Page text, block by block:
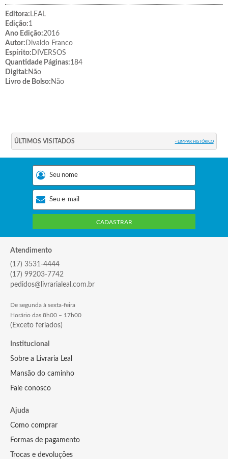
Editora: LEAL
Edição:1
Ano Edição:2016
Autor: Divaldo Franco
Espírito: DIVERSOS
Quantidade Páginas:184
Digital: Não
Livro de Bolso: Não
ÚLTIMOS VISITADOS - LIMPAR HISTÓRICO
CADASTRAR
Atendimento
(17) 3531-4444
(17) 99203-7742
pedidos@livrarialeal.com.br
De segunda à sexta-feira
Horário das 8h00 – 17h00
(Exceto feriados)
Institucional
Sobre a Livraria Leal
Mansão do caminho
Fale conosco
Ajuda
Como comprar
Formas de pagamento
Trocas e devoluções